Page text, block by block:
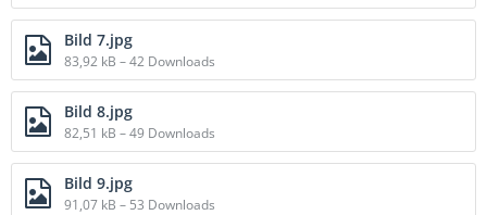
Bild 7.jpg
83,92 kB – 42 Downloads
Bild 8.jpg
82,51 kB – 49 Downloads
Bild 9.jpg
91,07 kB – 53 Downloads